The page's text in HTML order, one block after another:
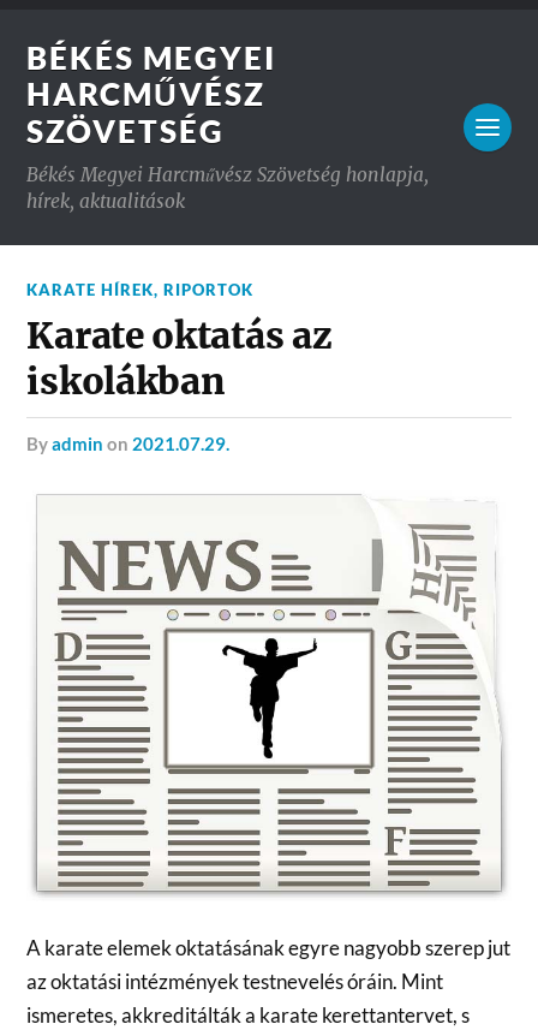
BÉKÉS MEGYEI
HARCMŰVÉSZ
SZÖVETSÉG
Békés Megyei Harcművész Szövetség honlapja,
hírek, aktualitások
KARATE HÍREK,RIPORTOK
Karate oktatás az
iskolákban
byadmin on 2021.07.29.
A karate elemek oktatásának egyre nagyobb szerep jut
az oktatási intézmények testnevelés óráin. Mint
ismeretes, akkreditálták a karate kerettantervet, s